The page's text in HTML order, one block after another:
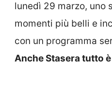
lunedì 29 marzo, uno
momenti più belli e
con un programma
Anche Stasera tutto